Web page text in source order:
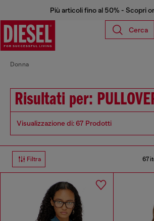
Più articoli fino al 50% - Scopri
Cerca
Donna
Risultati per:
Visualizzazione di: 67 Prodotti
Filtra 67